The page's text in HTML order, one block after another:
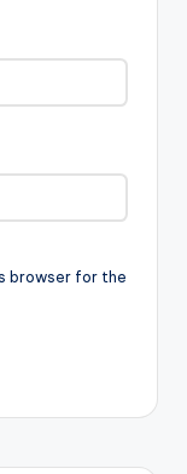
browser for the